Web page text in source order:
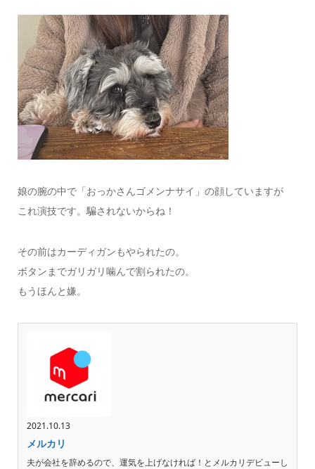
娘の腕の中で「おっかさんゴメンナサイ」の顔していますが
これ演技です。騙されないからね！
その前はカーディガンもやられたの。
ボタンまでガリガリ噛んで割られたの。
もうほんと嫌。
2021.10.13
メルカリ
夫が会社を辞めるので、運気を上げなければ！とメルカリデビューし